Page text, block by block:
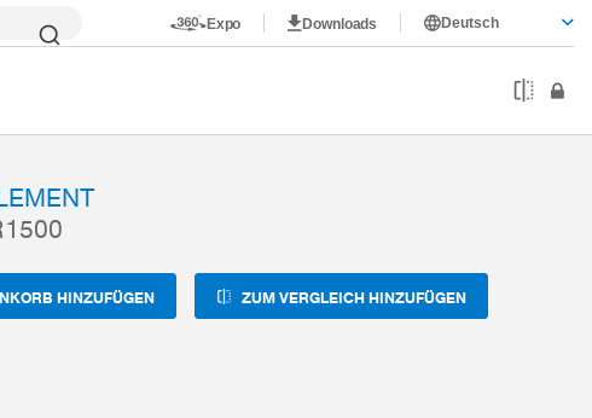
Expo Downloads Deutsch
WER1500LLN00-19-A
HINZUFÜGEN ZUM VERGLEICH HINZUFÜGEN